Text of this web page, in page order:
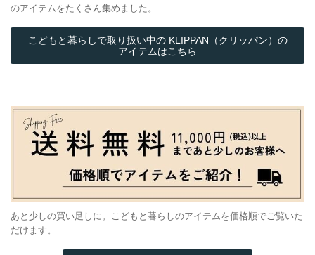
のアイテムをたくさん集めました。
こどもと暮らしで取り扱い中の KLIPPAN（クリッパン）の
アイテムはこちら
あと少しの買い足しに。こどもと暮らしのアイテムを価格順でご覧いた
だけます。